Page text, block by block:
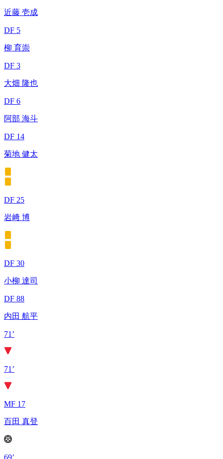
近藤 壱成
DF 5
柳 育崇
DF 3
大畑 隆也
DF 6
阿部 海斗
DF 14
菊地 健太
DF 25
岩﨑 博
DF 30
小柳 達司
DF 88
内田 航平
71’
71’
MF 17
百田 真登